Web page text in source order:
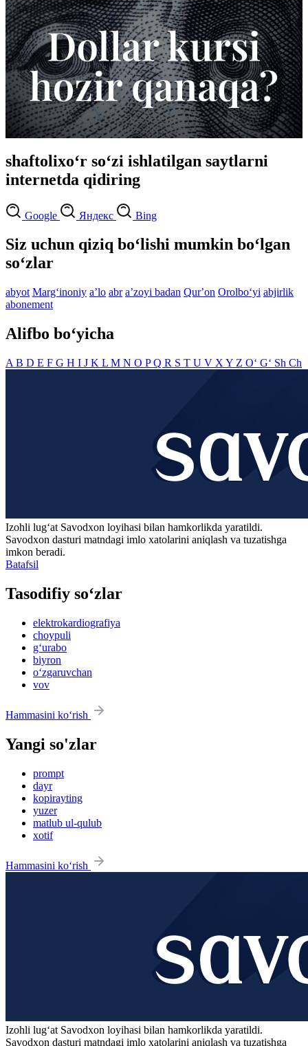
shaftolixo‘r so‘zi ishlatilgan saytlarni
internetda qidiring
Google Яндекс Bing
Siz uchun qiziq bo‘lishi mumkin bo‘lgan
so‘zlar
abyot Marg‘inoniy aʼlo abr aʼzoyi badan Qurʼon Orolbo‘yi abjirlik
abonement
Alifbo bo‘yicha
A B D E F G H I J K L M N O PQ R S T U V X Y Z O‘ G‘ Sh Ch
Izohli lugʻat Savodxon loyihasi bilan hamkorlikda yaratildi.
Savodxon dasturi matndagi imlo xatolarini aniqlash va tuzatishga
imkon beradi.
Batafsil
Tasodifiy so‘zlar
elektrokardiografiya
choypuli
g‘urabo
biyron
o‘zgaruvchan
vov
Hammasini ko‘rish
Yangi so'zlar
prompt
dayr
kopirayting
yuzer
matlub ul-qulub
xotif
Hammasini ko‘rish
Izohli lugʻat Savodxon loyihasi bilan hamkorlikda yaratildi.
Savodxon dasturi matndagi imlo xatolarini aniqlash va tuzatishga